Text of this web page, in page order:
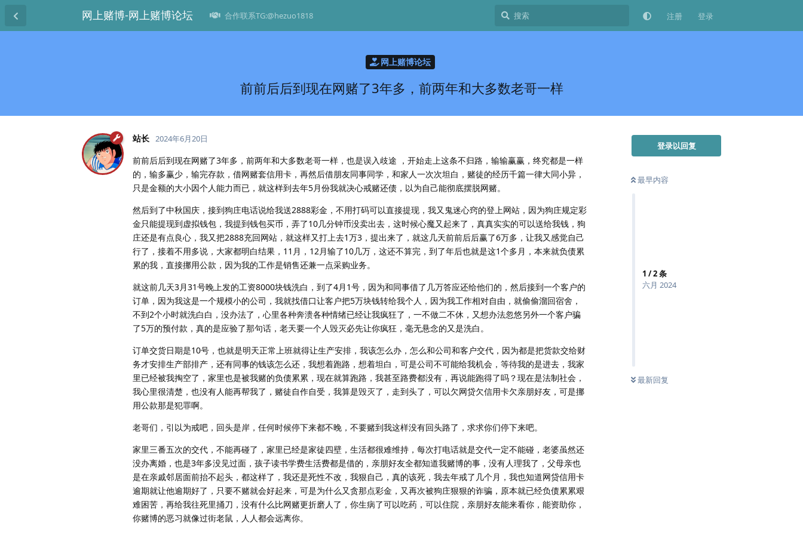
网上赌博-网上赌博论坛 合作联系TG:@hezuo1818 注册 登录
网上赌博论坛
前前后后到现在网赌了3年多，前两年和大多数老哥一样
登录以回复
最早内容
1 /2条
六月 2024
最新回复
站长 2024年6月20日
前前后后到现在网赌了3年多，前两年和大多数老哥一样，也是误入歧途 ，开始走上这条不归路，输输赢赢，终究都是一样
的，输多赢少，输完存款，借网赌套信用卡，再然后借朋友同事同学，和家人一次次坦白，赌徒的经历千篇一律大同小异，
只是金额的大小因个人能力而已，就这样到去年5月份我就决心戒赌还债，以为自己能彻底摆脱网赌。
然后到了中秋国庆，接到狗庄电话说给我送2888彩金，不用打码可以直接提现，我又鬼迷心窍的登上网站，因为狗庄规定彩
金只能提现到虚拟钱包，我提到钱包买币，弄了10几分钟币没卖出去，这时候心魔又起来了，真真实实的可以送给我钱，狗
庄还是有点良心，我又把2888充回网站，就这样又打上去1万3，提出来了，就这几天前前后后赢了6万多，让我又感觉自己
行了，接着不用多说，大家都明白结果，11月，12月输了10几万，这还不算完，到了年后也就是这1个多月，本来就负债累
累的我，直接挪用公款，因为我的工作是销售还兼一点采购业务。
就这前几天3月31号晚上发的工资8000块钱洗白，到了4月1号，因为和同事借了几万答应还给他们的，然后接到一个客户的
订单，因为我这是一个规模小的公司，我就找借口让客户把5万块钱转给我个人，因为我工作相对自由，就偷偷溜回宿舍，
不到2个小时就洗白白，没办法了，心里各种奔溃各种情绪已经让我疯狂了，一不做二不休，又想办法忽悠另外一个客户骗
了5万的预付款，真的是应验了那句话，老天要一个人毁灭必先让你疯狂，毫无悬念的又是洗白。
订单交货日期是10号，也就是明天正常上班就得让生产安排，我该怎么办，怎么和公司和客户交代，因为都是把货款交给财
务才安排生产部排产，还有同事的钱该怎么还，我想着跑路，想着坦白，可是公司不可能给我机会，等待我的是进去，我家
里已经被我掏空了，家里也是被我赌的负债累累，现在就算跑路，我甚至路费都没有，再说能跑得了吗？现在是法制社会，
我心里很清楚，也没有人能再帮我了，赌徒自作自受，我算是毁灭了，走到头了，可以欠网贷欠信用卡欠亲朋好友，可是挪
用公款那是犯罪啊。
老哥们，引以为戒吧，回头是岸，任何时候停下来都不晚，不要赌到我这样没有回头路了，求求你们停下来吧。
家里三番五次的交代，不能再碰了，家里已经是家徒四壁，生活都很难维持，每次打电话就是交代一定不能碰，老婆虽然还
没办离婚，也是3年多没见过面，孩子读书学费生活费都是借的，亲朋好友全都知道我赌博的事，没有人理我了，父母亲也
是在亲戚邻居面前抬不起头，都这样了，我还是死性不改，我狠自己，真的该死，我去年戒了几个月，我也知道网贷信用卡
逾期就让他逾期好了，只要不赌就会好起来，可是为什么又贪那点彩金，又再次被狗庄狠狠的诈骗，原本就已经负债累累艰
难困苦，再给我往死里捅刀，没有什么比网赌更折磨人了，你生病了可以吃药，可以住院，亲朋好友能来看你，能资助你，
你赌博的恶习就像过街老鼠，人人都会远离你。